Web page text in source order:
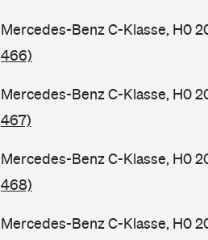
Mercedes-Benz C-Klasse, H0
466)
Mercedes-Benz C-Klasse, H0
467)
Mercedes-Benz C-Klasse, H0
468)
Mercedes-Benz C-Klasse, H0